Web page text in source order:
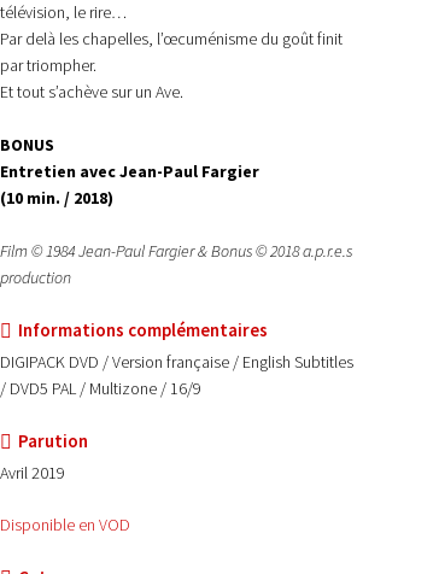
télévision, le rire…
Par delà les chapelles, l’œcuménisme du goût finit
par triompher.
Et tout s’achève sur un Ave.
BONUS
Entretien avec Jean-Paul Fargier
(10 min. / 2018)
Film © 1984 Jean-Paul Fargier & Bonus © 2018 a.p.r.e.s
production
Informations complémentaires
DIGIPACK DVD / Version française / English Subtitles
/ DVD5 PAL / Multizone / 16/9
Parution
Avril 2019
Disponible en VOD